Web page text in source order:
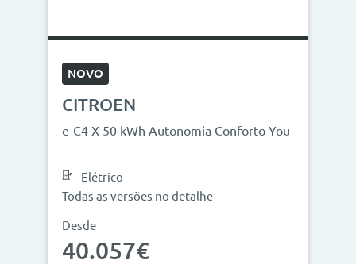
NOVO
CITROEN
e-C4 X 50 kWh Autonomia Conforto You
Elétrico
Todas as versões no detalhe
Desde
40.057€